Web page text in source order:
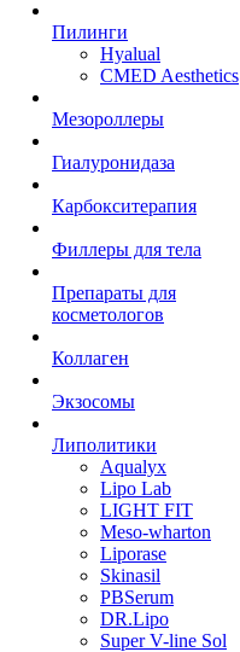
Пилинги
Hyalual
CMED Aesthetics
Мезороллеры
Гиалуронидаза
Карбокситерапия
Филлеры для тела
Препараты для
косметологов
Коллаген
Экзосомы
Липолитики
Aqualyx
Lipo Lab
LIGHT FIT
Meso-wharton
Liporase
Skinasil
PBSerum
DR.Lipo
Super V-line Sol